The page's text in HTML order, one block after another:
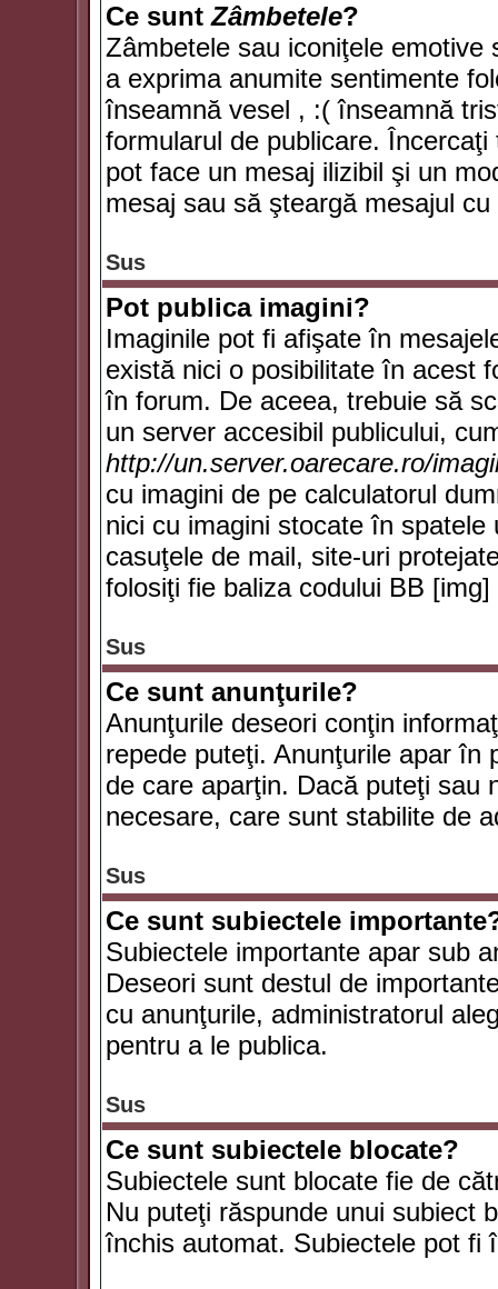
Ce suntZâmbetele?
Zâmbetele sau iconiţele
a exprima anumite sentimente
înseamnă vesel , :( înseamnă
formularul de publicare.
pot face un mesaj ilizibil şi un
mesaj sau să şteargă mesajul cu
Sus
Pot publica imagini?
Imaginile pot fi afişate în
există nici o posibilitate în acest
în forum. De aceea, trebuie să
un server accesibil publicului,
http://un.server.oarecare.ro/
cu imagini de pe calculatorul
nici cu imagini stocate în
casuţele de mail, site-uri
folosiţi fie baliza codului BB
Sus
Ce sunt anunţurile?
Anunţurile deseori conţin
repede puteţi. Anunţurile apar în
de care aparţin. Dacă puteţi sau
necesare, care sunt stabilite de
Sus
Ce sunt subiectele
Subiectele importante apar sub
Deseori sunt destul de
cu anunţurile, administratorul
pentru a le publica.
Sus
Ce sunt subiectele blocate?
Subiectele sunt blocate fie de
Nu puteţi răspunde unui subiect
închis automat. Subiectele pot fi